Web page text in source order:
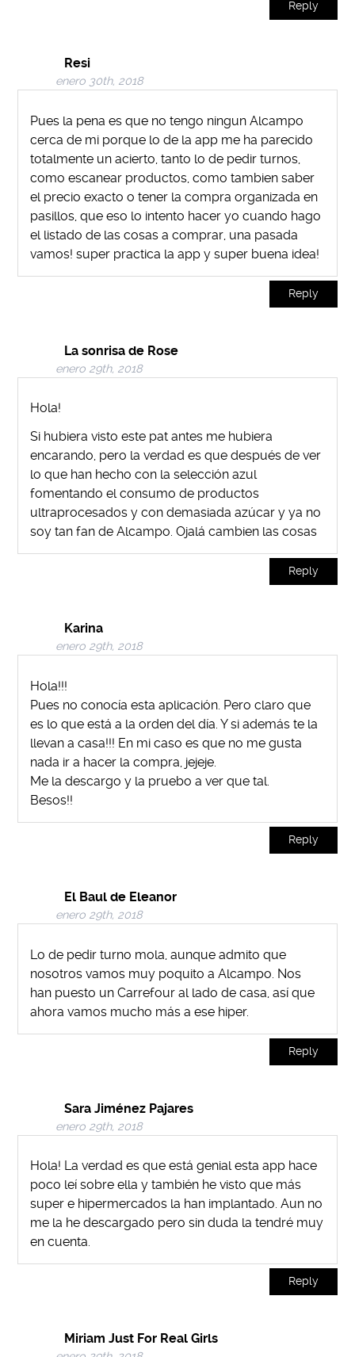
Reply
Resi
enero 30th, 2018
Pues la pena es que no tengo ningun Alcampo
cerca de mi porque lo de la app me ha parecido
totalmente un acierto, tanto lo de pedir turnos,
como escanear productos, como tambien saber
el precio exacto o tener la compra organizada en
pasillos, que eso lo intento hacer yo cuando hago
el listado de las cosas a comprar, una pasada
vamos! super practica la app y super buena idea!
Reply
La sonrisa de Rose
enero 29th, 2018
Hola!
Si hubiera visto este pat antes me hubiera
encarando, pero la verdad es que después de ver
lo que han hecho con la selección azul
fomentando el consumo de productos
ultraprocesados y con demasiada azúcar y ya no
soy tan fan de Alcampo. Ojalá cambien las cosas
Reply
Karina
enero 29th, 2018
Hola!!!
Pues no conocía esta aplicación. Pero claro que
es lo que está a la orden del día. Y si además te la
llevan a casa!!! En mi caso es que no me gusta
nada ir a hacer la compra, jejeje.
Me la descargo y la pruebo a ver que tal.
Besos!!
Reply
El Baul de Eleanor
enero 29th, 2018
Lo de pedir turno mola, aunque admito que
nosotros vamos muy poquito a Alcampo. Nos
han puesto un Carrefour al lado de casa, así que
ahora vamos mucho más a ese hiper.
Reply
Sara Jiménez Pajares
enero 29th, 2018
Hola! La verdad es que está genial esta app hace
poco leí sobre ella y también he visto que más
super e hipermercados la han implantado. Aun no
me la he descargado pero sin duda la tendré muy
en cuenta.
Reply
Miriam Just For Real Girls